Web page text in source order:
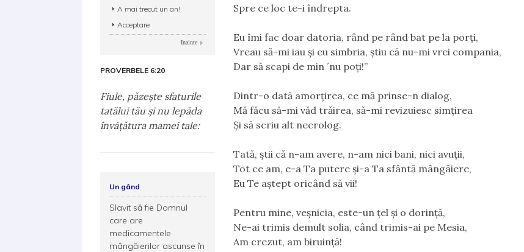
Spre ce loc te-i îndrepta.
Eu îmi fac doar datoria, rând pe rând bat pe la porţi,
Vreau să-mi iau şi eu simbria, ştiu că nu-mi vrei compania,
Dar să scapi de min ´nu poţi!”
Dintr-o dată amorţirea, ce mă prinse-n dialog,
Mă făcu să-mi văd trăirea, să-mi revizuiesc simţirea
Şi să scriu alt necrolog.
Tată, ştii că n-am avere, n-am nici bani, nici avuţii,
Tot ce am, e-a Ta putere şi-a Ta sfântă mângâiere,
Eu Te aştept oricând să vii!
Pentru mine, veşnicia, este-un ţel şi o dorinţă,
Ne-ai trimis demult solia, când trimis-ai pe Mesia,
Am crezut, am biruinţă!
A mai trecut un an!
Acceptare
Inainte
PROVERBELE 6:20
Fiule, păzeşte sfaturile
tatălui tău şi nu lepăda
învăţătura mamei tale:
Un gând
Slavit să fie Domnul
care are
medicamentele
mângăierilor ascunse în